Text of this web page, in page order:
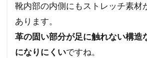
靴内部の内側にもストレッチ素材
あります。
革の固い部分が足に触れない構造
になりにくいですね。